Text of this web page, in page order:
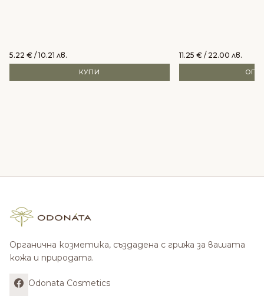
5.22 € / 10.21 лв.
КУПИ
11.25 € / 22.00 лв.
Органична козметика, създадена с грижа за вашата
кожа и природата.
Odonata Cosmetics